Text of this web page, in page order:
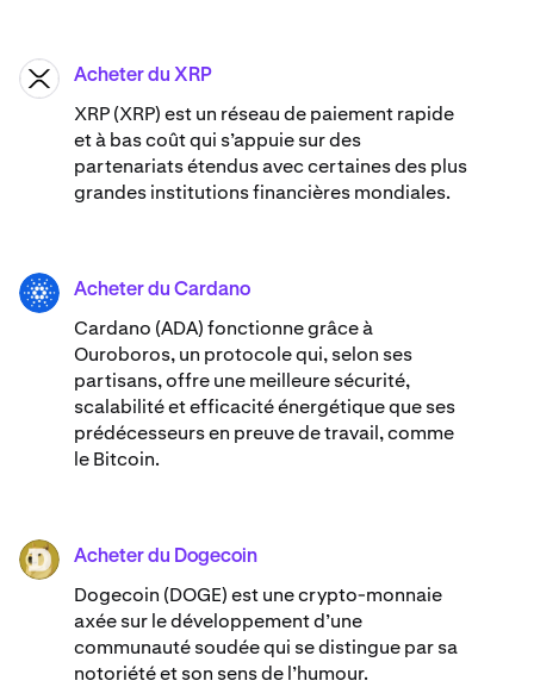
XRP Acheter du XRP
XRP (XRP) est un réseau de paiement rapide
et à bas coût qui s’appuie sur des
partenariats étendus avec certaines des plus
grandes institutions financières mondiales.
ADA Acheter du Cardano
Cardano (ADA) ​​fonctionne grâce à
Ouroboros, un protocole qui, selon ses
partisans, offre une meilleure sécurité,
scalabilité et efficacité énergétique que ses
prédécesseurs en preuve de travail, comme
le Bitcoin.
DOGE Acheter du Dogecoin
Dogecoin (DOGE) est une crypto-monnaie
axée sur le développement d’une
communauté soudée qui se distingue par sa
notoriété et son sens de l’humour.